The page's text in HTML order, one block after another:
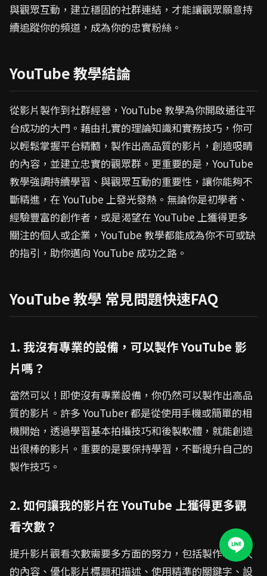
與觀眾互動，建立穩固的社群連結，才能讓觀眾願意持
續追蹤你的頻道，成為你的忠實粉絲。
YouTube 教學結論
從影片製作到社群經營，YouTube 教學為你開啟通往平
台成功的大門。藉由扎實的理論知識和實務技巧，你可
以輕鬆掌握平台精髓，製作出高品質的影片，創造吸睛
的內容，並建立忠實的觀眾群。更重要的是，YouTube
教學強調持續學習、與觀眾互動的重要性，讓你能夠不
斷精進，在 YouTube 上發光發熱。無論你是初學者、
經驗豐富的創作者，或是渴望在 YouTube 上獲得更多
關注的個人或企業，YouTube 教學都能成為你不可或缺
的指引，助你邁向 YouTube 成功之路。
YouTube 教學 常見問題快速FAQ
1. 我沒有專業的設備，可以製作 YouTube 影
片嗎？
當然可以！即使沒有專業設備，你仍然可以製作出高品
質的影片。許多 YouTuber 都是從使用手機或簡單的相
機開始，透過學習基本拍攝技巧和後製軟體，就能創造
出很棒的影片。重要的是要保持學習，不斷提升自己的
製作技巧。
2. 如何讓我的影片在 YouTube 上獲得更多觀
看次數？
提升影片觀看次數需要多方面的努力，包括製作吸引人
的內容、優化影片標題和描述、使用精準的關鍵字、設